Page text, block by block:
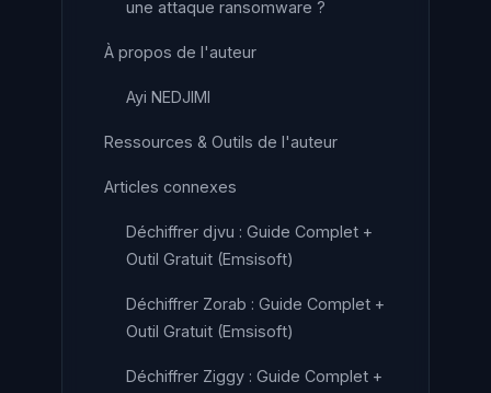
une attaque ransomware ?
À propos de l'auteur
Ayi NEDJIMI
Ressources & Outils de l'auteur
Articles connexes
Déchiffrer djvu : Guide Complet +
Outil Gratuit (Emsisoft)
Déchiffrer Zorab : Guide Complet +
Outil Gratuit (Emsisoft)
Déchiffrer Ziggy : Guide Complet +